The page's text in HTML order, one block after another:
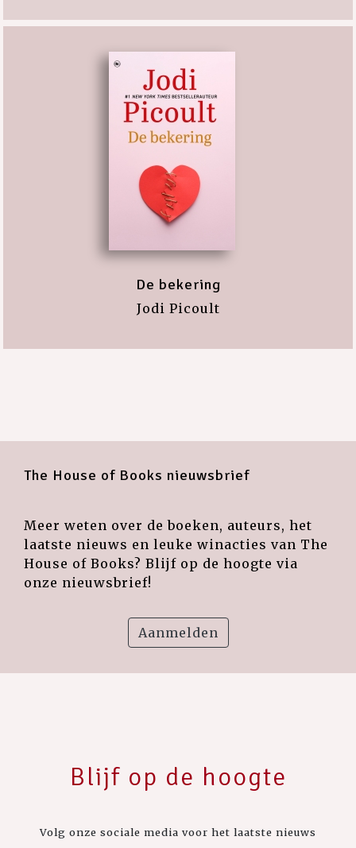
De bekering
Jodi Picoult
The House of Books nieuwsbrief
Meer weten over de boeken, auteurs, het
laatste nieuws en leuke winacties van The
House of Books? Blijf op de hoogte via
onze nieuwsbrief!
Aanmelden
Blijf op de hoogte
Volg onze sociale media voor het laatste nieuws